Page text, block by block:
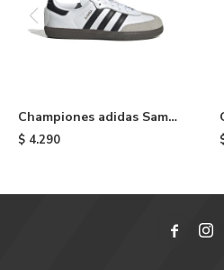
Championes adidas Samba
OG de niño - Cloud White
$ 4.290
 